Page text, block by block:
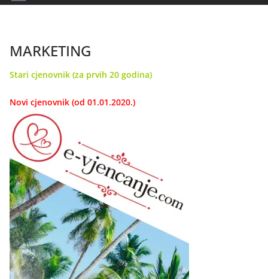
MARKETING
Stari cjenovnik (za prvih 20 godina)
Novi cjenovnik (od 01.01.2020.)